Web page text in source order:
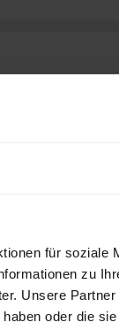
für soziale
zu
Unsere
oder die